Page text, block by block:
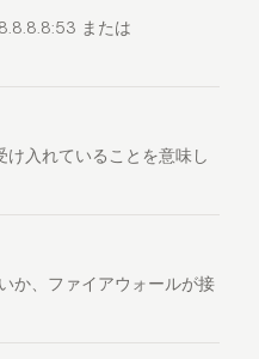
または
け入れていることを意味し
か、ファイアウォールが接